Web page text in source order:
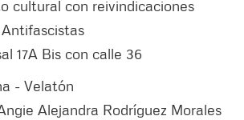
cultural con reivindicaciones
17A Bis con calle 36
- Velatón
Alejandra Rodríguez Morales